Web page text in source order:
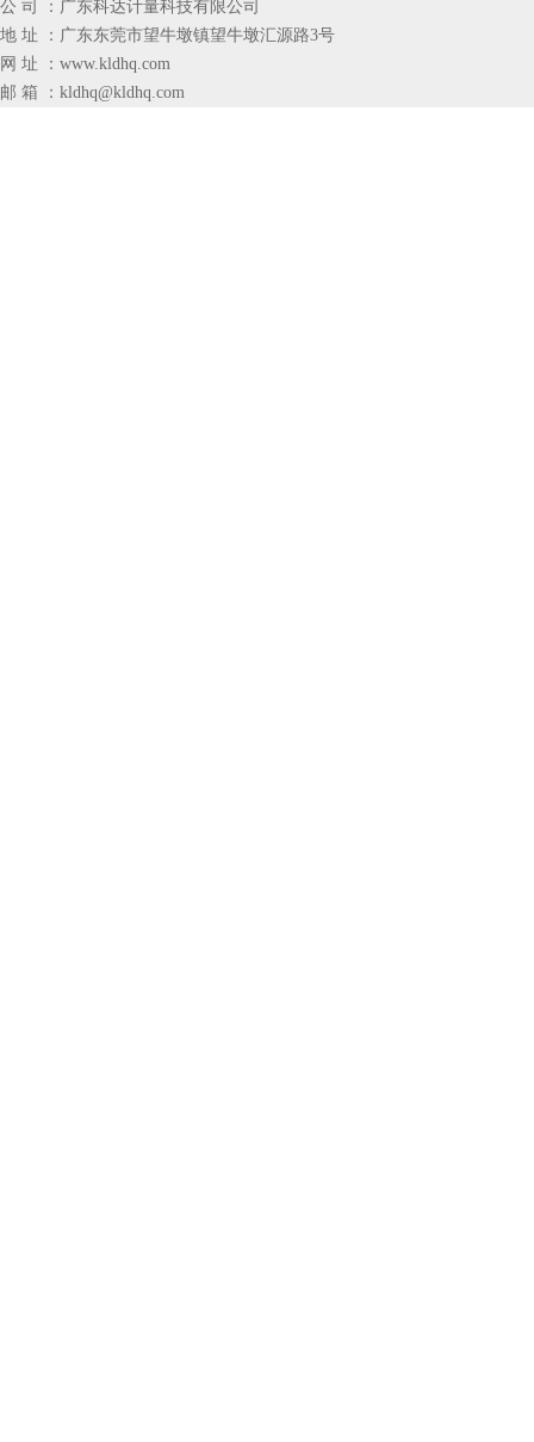
公 司 ：广东科达计量科技有限公司
地 址 ：广东东莞市望牛墩镇望牛墩汇源路3号
网 址 ： www.kldhq.com
邮 箱 ： kldhq@kldhq.com